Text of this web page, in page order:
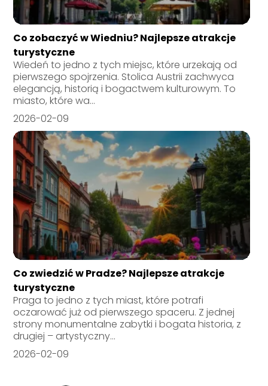
Co zobaczyć w Wiedniu? Najlepsze atrakcje
turystyczne
Wiedeń to jedno z tych miejsc, które urzekają od
pierwszego spojrzenia. Stolica Austrii zachwyca
elegancją, historią i bogactwem kulturowym. To
miasto, które wa...
2026-02-09
Co zwiedzić w Pradze? Najlepsze atrakcje
turystyczne
Praga to jedno z tych miast, które potrafi
oczarować już od pierwszego spaceru. Z jednej
strony monumentalne zabytki i bogata historia, z
drugiej – artystyczny...
2026-02-09